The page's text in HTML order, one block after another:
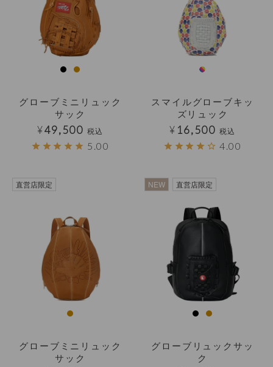
グローブミニリュック
サック
¥49,500 税込
5.00
スマイルグローブキッ
ズリュック
¥ 16,500 税込
4.00
直営店限定
グローブミニリュック
サック
NEW 直営店限定
グローブリュックサッ
ク